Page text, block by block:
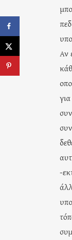
Αν
-